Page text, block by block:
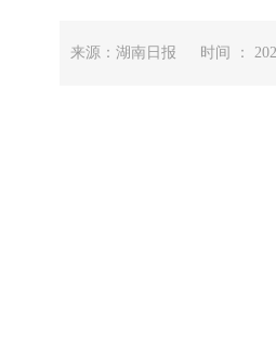
来源：湖南日报 时间 ：